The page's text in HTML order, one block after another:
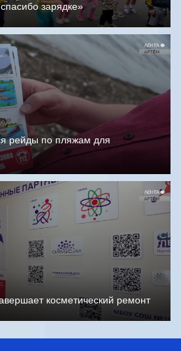
зарядке»
рейды по пляжам для
косметический ремонт